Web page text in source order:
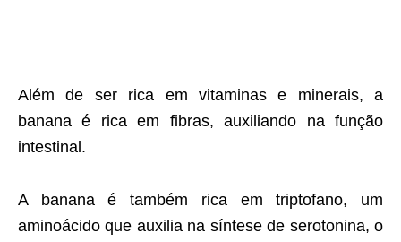
Além de ser rica em vitaminas e minerais, a
banana é rica em fibras, auxiliando na função
intestinal.
A banana é também rica em triptofano, um
aminoácido que auxilia na síntese de serotonina, o